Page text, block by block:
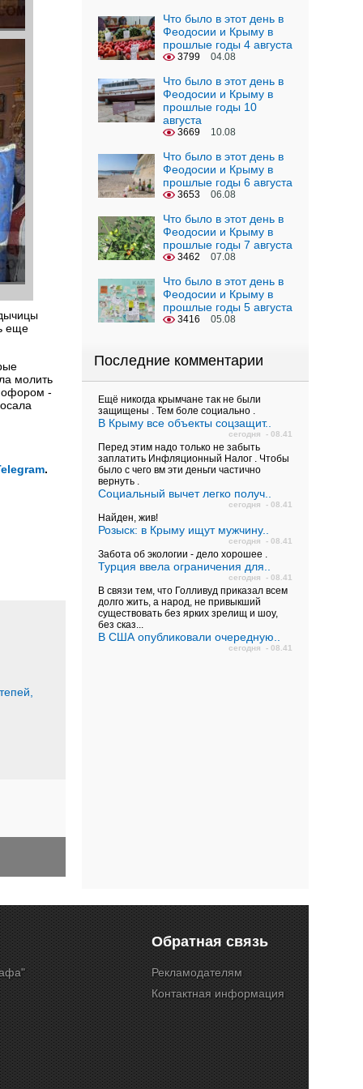
еще
молить
-
.
Что было в этот день в
Феодосии и Крыму в
прошлые годы 4 августа
3799 04.08
Что было в этот день в
Феодосии и Крыму в
прошлые годы 10
августа
3669 10.08
Что было в этот день в
Феодосии и Крыму в
прошлые годы 6 августа
3653 06.08
Что было в этот день в
Феодосии и Крыму в
прошлые годы 7 августа
3462 07.08
Что было в этот день в
Феодосии и Крыму в
прошлые годы 5 августа
3416 05.08
Последние комментарии
Ещё никогда крымчане так не были
защищены . Тем боле социально .
В Крыму все объекты соцзащит..
сегодня - 08.41
Перед этим надо только не забыть
заплатить Инфляционный Налог . Чтобы
было с чего вм эти деньги частично
вернуть .
Социальный вычет легко получ..
сегодня - 08.41
Найден, жив!
Розыск: в Крыму ищут мужчину..
сегодня - 08.41
Забота об экологии - дело хорошее .
Турция ввела ограничения для..
сегодня - 08.41
В связи тем, что Голливуд приказал всем
долго жить, а народ, не привыкший
существовать без ярких зрелищ и шоу,
без сказ...
В США опубликовали очередную..
сегодня - 08.41
Обратная связь
Рекламодателям
Контактная информация